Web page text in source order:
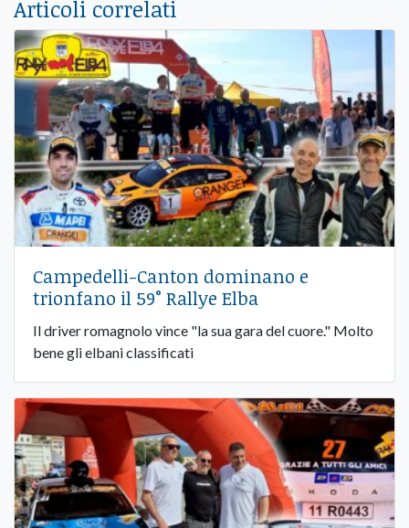
Articoli correlati
Campedelli-Canton dominano e
trionfano il 59° Rallye Elba
Il driver romagnolo vince "la sua gara del cuore." Molto
bene gli elbani classificati